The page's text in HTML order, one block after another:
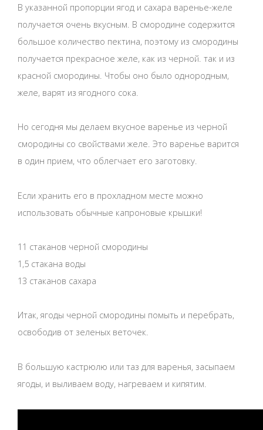
В указанной пропорции ягод и сахара варенье-желе
получается очень вкусным. В смородине содержится
большое количество пектина, поэтому из смородины
получается прекрасное желе, как из черной. так и из
красной смородины. Чтобы оно было однородным,
желе, варят из ягодного сока.
Но сегодня мы делаем вкусное варенье из черной
смородины со свойствами желе. Это варенье варится
в один прием, что облегчает его заготовку.
Если хранить его в прохладном месте можно
использовать обычные капроновые крышки!
11 стаканов черной смородины
1,5 стакана воды
13 стаканов сахара
Итак, ягоды черной смородины помыть и перебрать,
освободив от зеленых веточек.
В большую кастрюлю или таз для варенья, засыпаем
ягоды, и выливаем воду, нагреваем и кипятим.